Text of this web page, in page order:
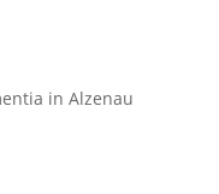
in Alzenau